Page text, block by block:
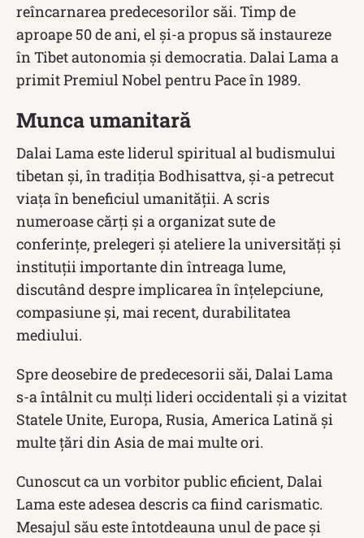
reîncarnarea predecesorilor săi. Timp de
aproape 50 de ani, el și-a propus să instaureze
în Tibet autonomia și democratia. Dalai Lama a
primit Premiul Nobel pentru Pace în 1989.
Munca umanitară
Dalai Lama este liderul spiritual al budismului
tibetan și, în tradiția Bodhisattva, și-a petrecut
viața în beneficiul umanității. A scris
numeroase cărți și a organizat sute de
conferințe, prelegeri și ateliere la universități și
instituții importante din întreaga lume,
discutând despre implicarea în înțelepciune,
compasiune și, mai recent, durabilitatea
mediului.
Spre deosebire de predecesorii săi, Dalai Lama
s-a întâlnit cu mulți lideri occidentali și a vizitat
Statele Unite, Europa, Rusia, America Latină și
multe țări din Asia de mai multe ori.
Cunoscut ca un vorbitor public eficient, Dalai
Lama este adesea descris ca fiind carismatic.
Mesajul său este întotdeauna unul de pace și